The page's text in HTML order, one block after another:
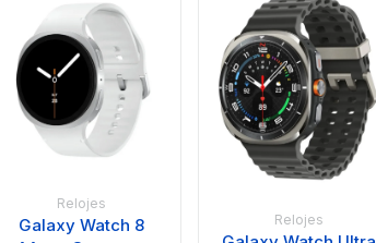
Relojes
Galaxy Watch 8
Relojes